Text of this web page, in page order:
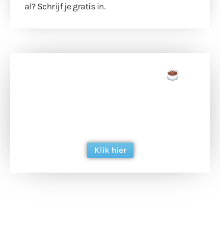
al? Schrijf je gratis in.
Klik hier